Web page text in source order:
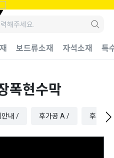
보드류소재 자석소재 특
폭현수막
안내 / 후가공 A / 후가공